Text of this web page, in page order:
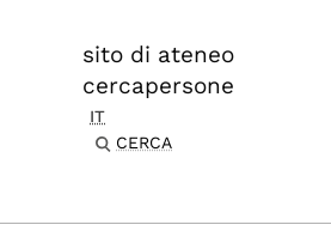
sito di ateneo
cercapersone
IT
CERCA